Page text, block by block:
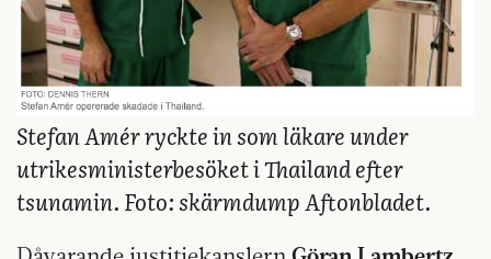
Stefan Amér ryckte in som läkare under
utrikesministerbesöket i Thailand efter
tsunamin. Foto: skärmdump Aftonbladet.